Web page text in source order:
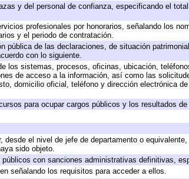
y del personal de confianza, especificando el
profesionales por honorarios, señalando los
y el periodo de contratación.
pública de las declaraciones, de situación
con lo siguiente.
los sistemas, procesos, oficinas, ubicación,
de acceso a la información, así como las
domicilio oficial, teléfono y dirección electrónica
para ocupar cargos públicos y los resultados
desde el nivel de jefe de departamento o
sido objeto.
con sanciones administrativas definitivas,
señalando los requisitos para acceder a ellos.